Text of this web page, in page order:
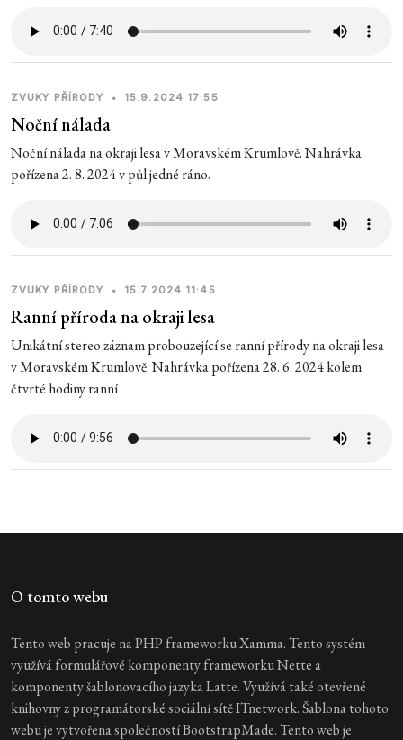
ZVUKY PŘÍRODY • 15.9.2024 17:55
Noční nálada
Noční nálada na okraji lesa v Moravském Krumlově. Nahrávka
pořízena 2. 8. 2024 v půl jedné ráno.
ZVUKY PŘÍRODY • 15.7.2024 11:45
Ranní příroda na okraji lesa
Unikátní stereo záznam probouzející se ranní přírody na okraji lesa
v Moravském Krumlově. Nahrávka pořízena 28. 6. 2024 kolem
čtvrté hodiny ranní
O tomto webu
Tento web pracuje na PHP frameworku Xamma. Tento systém
využívá formulářové komponenty frameworku Nette a
komponenty šablonovacího jazyka Latte. Využívá také otevřené
knihovny z programátorské sociální sítě ITnetwork. Šablona tohoto
webu je vytvořena společností BootstrapMade. Tento web je